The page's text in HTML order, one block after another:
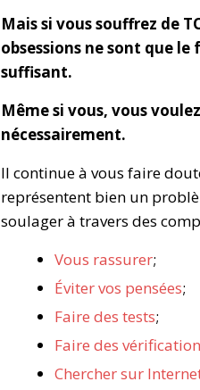
Mais si vous souffrez de
obsessions ne sont que
suffisant.
Même si vous, vous
nécessairement.
Il continue à vous faire
représentent bien un
soulager à travers des
Vous rassurer;
Éviter vos pensées;
Faire des tests;
Faire des
Chercher sur